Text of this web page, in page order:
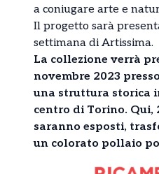
a coniugare arte e
Il progetto sarà
settimana di Artissima.
La collezione verrà
novembre 2023
una struttura storica
centro di Torino.
saranno esposti,
un colorato pollaio